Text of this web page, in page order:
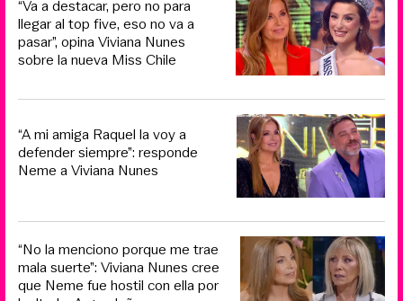
“Va a destacar, pero no para
llegar al top five, eso no va a
pasar”, opina Viviana Nunes
sobre la nueva Miss Chile
“A mi amiga Raquel la voy a
defender siempre”: responde
Neme a Viviana Nunes
“No la menciono porque me trae
mala suerte”: Viviana Nunes cree
que Neme fue hostil con ella por